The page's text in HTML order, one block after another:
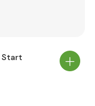
Start